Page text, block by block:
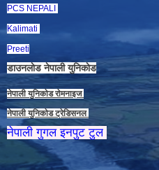
PCS NEPALI
Kalimati
Preeti
डाउनलाेड नेपाली युनिकाेड
नेपाली युनिकाेड राेमनाइज
नेपाली युनिकाेड ट्रेडिसनल
नेपाली गुगल इनपुट टुल